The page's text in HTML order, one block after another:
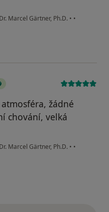
Marcel Gärtner, Ph.D. • •
žádné
chování, velká
Marcel Gärtner, Ph.D. • •